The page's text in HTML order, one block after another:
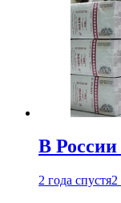
В России
2 года спустя2